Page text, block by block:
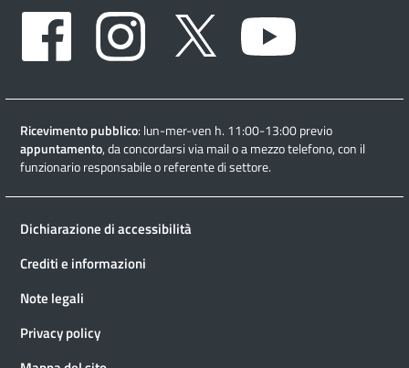
Facebook
Instagram Twitter
Ricevimento pubblico: lun-mer-ven h. 11:00-13:00 previo
appuntamento, da concordarsi via mail o a mezzo telefono, con il
funzionario responsabile o referente di settore.
Dichiarazione di accessibilità
Crediti e informazioni
Note legali
Privacy policy